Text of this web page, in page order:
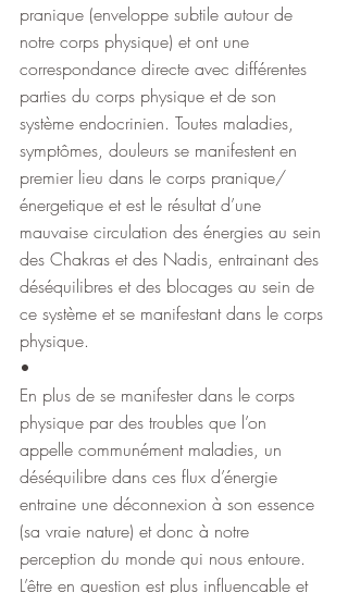
pranique (enveloppe subtile autour de
notre corps physique) et ont une
correspondance directe avec différentes
parties du corps physique et de son
système endocrinien. Toutes maladies,
symptômes, douleurs se manifestent en
premier lieu dans le corps pranique/
énergetique et est le résultat d’une
mauvaise circulation des énergies au sein
des Chakras et des Nadis, entrainant des
déséquilibres et des blocages au sein de
ce système et se manifestant dans le corps
physique.
•
En plus de se manifester dans le corps
physique par des troubles que l’on
appelle communément maladies, un
déséquilibre dans ces flux d’énergie
entraine une déconnexion à son essence
(sa vraie nature) et donc à notre
perception du monde qui nous entoure.
L’être en question est plus influençable et